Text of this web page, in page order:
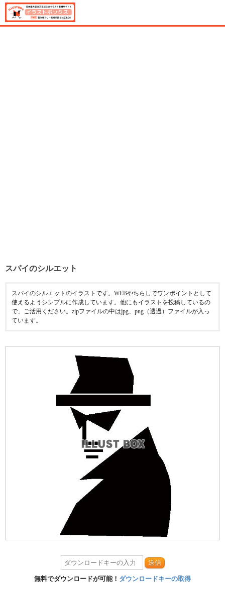
スパイのシルエット
スパイのシルエットのイラストです。WEBやちらしでワンポイントとして
使えるようシンプルに作成しています。他にもイラストを投稿しているの
で、ご活用ください。zipファイルの中はjpg、png（透過）ファイルが入っ
ています。
送信
無料でダウンロードが可能！ ダウンロードキーの取得